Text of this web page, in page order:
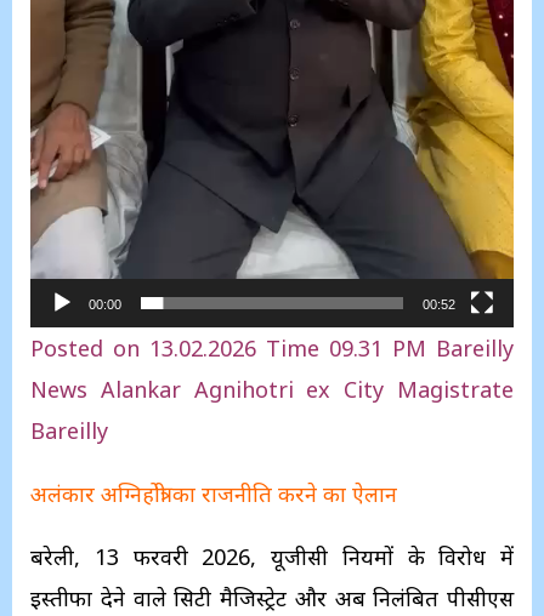
00:00 00:52
Posted on 13.02.2026 Time 09.31 PM Bareilly
News Alankar Agnihotri ex City Magistrate
Bareilly
अलंकार अग्निहोत्री का राजनीति करने का ऐलान
बरेली, 13 फरवरी 2026, यूजीसी नियमों के विरोध में
इस्तीफा देने वाले सिटी मैजिस्ट्रेट और अब निलंबित पीसीएस